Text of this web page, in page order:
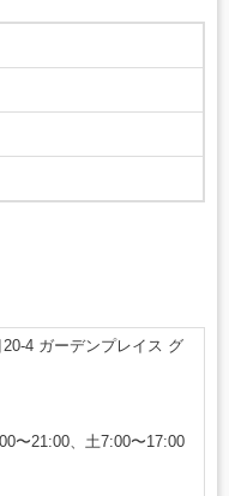
4 ガーデンプレイス グ
〜21:00、土7:00〜17:00